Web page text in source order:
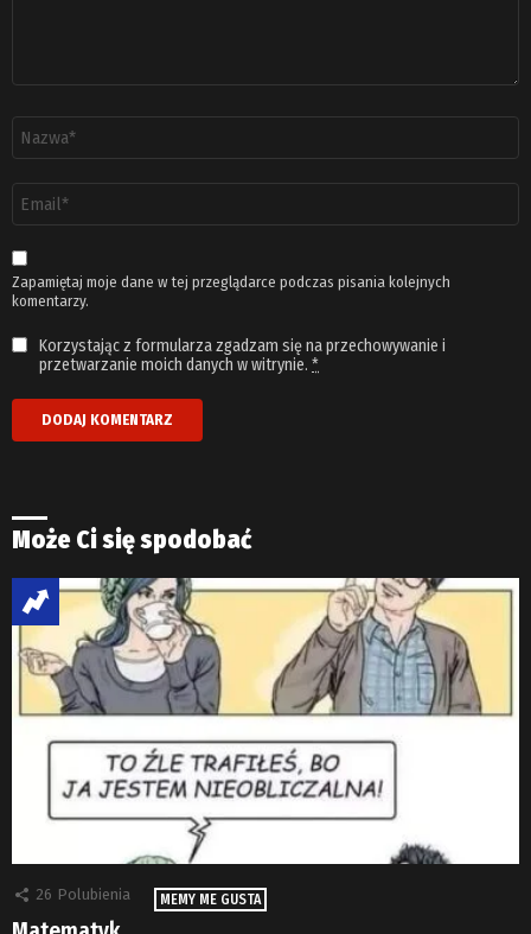
email
*
Zapamiętaj moje dane w tej przeglądarce podczas pisania kolejnych
komentarzy.
Korzystając z formularza zgadzam się na przechowywanie i
przetwarzanie moich danych w witrynie. *
Może Ci się spodobać
26 Polubienia MEMY ME GUSTA